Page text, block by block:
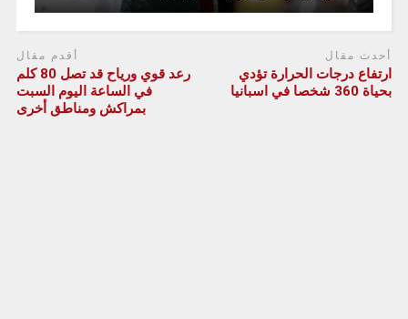
أحدث مقال
ارتفاع درجات الحرارة تؤدي
بحياة 360 شخصا في اسبانيا
أقدم مقال
رعد قوي ورياح قد تصل 80 كلم
في الساعة اليوم السبت
بمراكش ومناطق أخرى